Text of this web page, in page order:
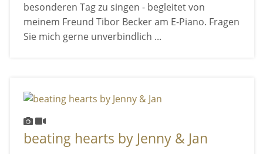
besonderen Tag zu singen - begleitet von
meinem Freund Tibor Becker am E-Piano. Fragen
Sie mich gerne unverbindlich ...
beating hearts by Jenny & Jan